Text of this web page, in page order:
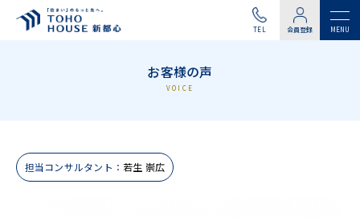
TEL 会員登録
お客様の声
VOICE
担当コンサルタント： 若生 崇広